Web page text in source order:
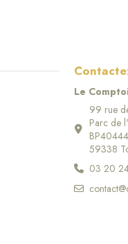
Le
99 rue
Parc de
BP40444
59338
03 20